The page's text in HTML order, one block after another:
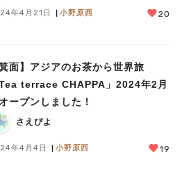
年4月21日 小野原西 20
箕面】アジアのお茶から世界旅
Tea terrace CHAPPA」2024年2月
ープンしました！
さえぴよ
年4月4日 小野原西 19